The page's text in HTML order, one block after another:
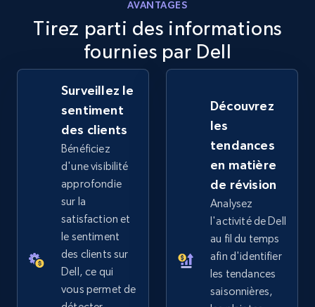
359+
eBay - Collect products from shops on eBay
URL, Product id, Title, Seller name, Seller rating,
Seller reviews, Breadcrumbs, Root category, and
more.
2.5K+ 359+ Commencer
eBay - Collect records by category
URL, Product id, Title, Seller name, Seller rating,
Seller reviews, Breadcrumbs, Root category, and
more.
AVANTAGES
Tirez parti des informations
fournies par Dell
Surveillez le
sentiment
des clients
Bénéficiez
d'une visibilité
approfondie
sur la
satisfaction et
le sentiment
des clients sur
Dell, ce qui
vous permet de
Découvrez
les
tendances
en matière
de révision
Analysez
l'activité de Dell
au fil du temps
afin d'identifier
les tendances
saisonnières,